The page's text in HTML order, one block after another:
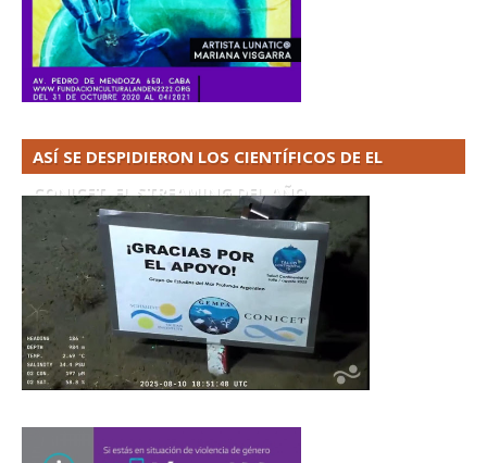
ASÍ SE DESPIDIERON LOS CIENTÍFICOS DE EL
CONICET. EL STREAMING DEL AÑO